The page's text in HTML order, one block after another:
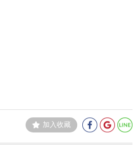
加入收藏